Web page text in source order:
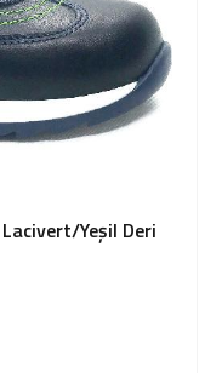
Yeşil Deri